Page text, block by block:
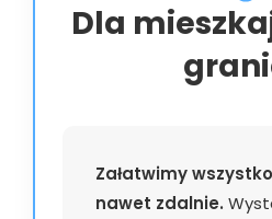
Dla
Załatwimy
nawet zdalnie.